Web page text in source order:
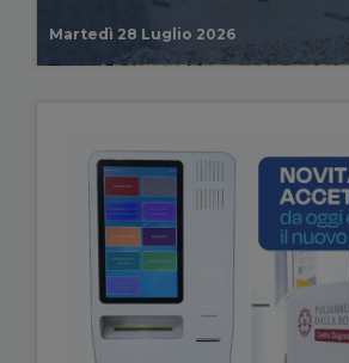
Martedì 28 Luglio 2026